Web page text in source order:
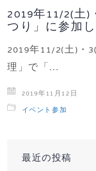
2019年11/2(土
つり」に参加
2019年11/2(土)・
理」で「…
2019年11月12日
イベント参加
最近の投稿